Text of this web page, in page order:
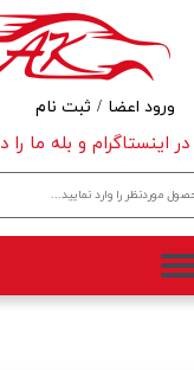
در اینستاگرام و بله ما را
ورود اعضا / ثبت نام
حساب کاربری من
تغییر گذر واژه
سفارشات
خروج از حساب